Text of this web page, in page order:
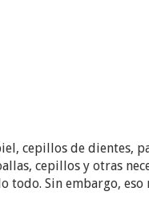
cepillos de dientes,
cepillos y otras
todo. Sin embargo, eso